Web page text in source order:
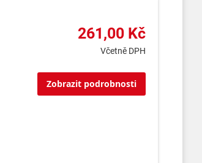
261,00 Kč
Včetně DPH
Zobrazit podrobnosti